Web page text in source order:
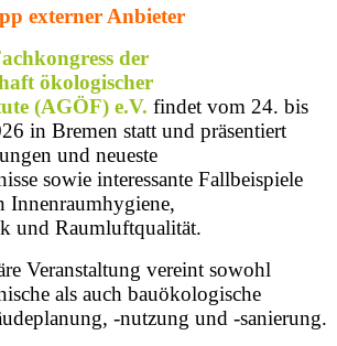
externer Anbieter
der
ökologischer
(AGÖF) e.V. findet vom 24. bis
in Bremen statt und präsentiert
und neueste
sowie interessante Fallbeispiele
Innenraumhygiene,
und Raumluftqualität.
Veranstaltung vereint sowohl
als auch bauökologische
-nutzung und -sanierung.